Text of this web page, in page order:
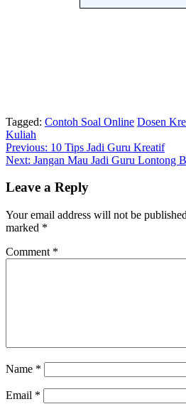
Tagged: Contoh Soal Online Dosen
Kuliah
Post
navigation
Previous: 10 Tips Jadi Guru Kreatif
Next: Jangan Mau Jadi Guru Lontong
Leave a Reply
Your email address will not be
marked *
Comment *
Name *
Email *